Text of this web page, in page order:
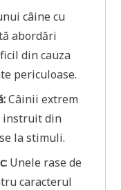
câine cu
abordări
din cauza
periculoase.
Câinii extrem
instruit din
la stimuli.
Unele rase de
caracterul